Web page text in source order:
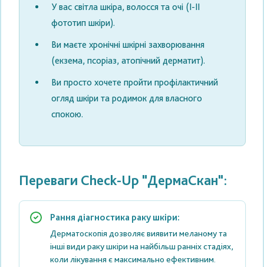
У вас світла шкіра, волосся та очі(I-II
фототип шкіри).
Ви маєте хронічні шкірні захворювання
(екзема, псоріаз, атопічний дерматит).
Ви просто хочете пройти профілактичний
огляд шкіри та родимокдля власного
спокою.
Переваги Check-Up "ДермаСкан":
Рання діагностика раку шкіри:
Дерматоскопія дозволяє виявити меланому та
інші види раку шкіри на найбільш ранніх стадіях,
коли лікування є максимально ефективним.